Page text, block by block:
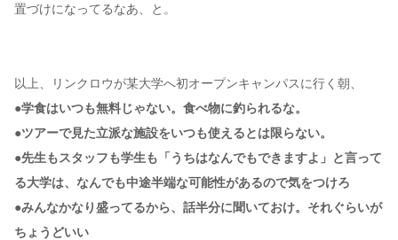
置づけになってるなあ、と。
以上、リンクロウが某大学へ初オープンキャンパスに行く朝、
●学食はいつも無料じゃない。食べ物に釣られるな。
●ツアーで見た立派な施設をいつも使えるとは限らない。
●先生もスタッフも学生も「うちはなんでもできますよ」と言って
る大学は、なんでも中途半端な可能性があるので気をつけろ
●みんなかなり盛ってるから、話半分に聞いておけ。それぐらいが
ちょうどいい